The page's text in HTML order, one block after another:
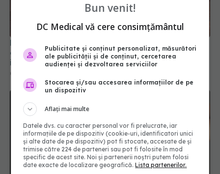
Leguma care poate reduce cu 15% riscul de
cancer. Beneficii surprinzătoare pentru ochi,
intestin și imunitate
02 aug 2026, 11:07
Bun venit!
DC Medical vă cere consimțământul
Publicitate și conținut personalizat, măsurători
ale publicității și de conținut, cercetarea
audienței și dezvoltarea serviciilor
Stocarea și/sau accesarea informațiilor de pe
un dispozitiv
Aflați mai multe
Datele dvs. cu caracter personal vor fi prelucrate, iar
informațiile de pe dispozitiv (cookie-uri, identificatori unici
și alte date de pe dispozitiv) pot fi stocate, accesate de și
trimise către 224 de parteneri sau pot fi folosite în mod
specific de acest site. Noi și partenerii noștri putem folosi
date exacte de localizare geografică.Lista partenerilor.